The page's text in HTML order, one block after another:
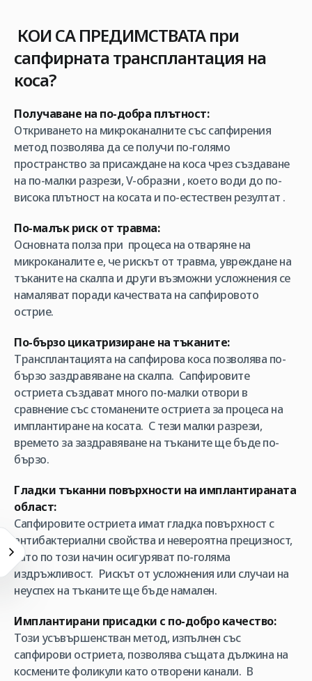
КОИ СА ПРЕДИМСТВАТАпри
сапфирната трансплантация на
коса?
Получаване на по-добра плътност:
Откриването на микроканалните със сапфирения
метод позволява да се получи по-голямо
пространство за присаждане на коса чрез създаване
на по-малки разрези, V-образни , което води до по-
висока плътност на косата и по-естествен резултат .
По-малък риск от травма:
Основната полза при процеса на отваряне на
микроканалите е, че рискът от травма, увреждане на
тъканите на скалпа и други възможни усложнения се
намаляват поради качествата на сапфировото
острие.
По-бързо цикатризиране на тъканите:
Трансплантацията на сапфирова коса позволява по-
бързо заздравяване на скалпа. Сапфировите
остриета създават много по-малки отвори в
сравнение със стоманените остриета за процеса на
имплантиране на косата. С тези малки разрези,
времето за заздравяване на тъканите ще бъде по-
бързо.
Гладки тъканни повърхности на имплантираната
област:
Сапфировите остриета имат гладка повърхност с
антибактериални свойства и невероятна прецизност,
като по този начин осигуряват по-голяма
издръжливост. Рискът от усложнения или случаи на
неуспех на тъканите ще бъде намален.
Имплантирани присадки с по-добро качество:
Този усъвършенстван метод, изпълнен със
сапфирови остриета, позволява същата дължина на
космените фоликули като отворени канали. В